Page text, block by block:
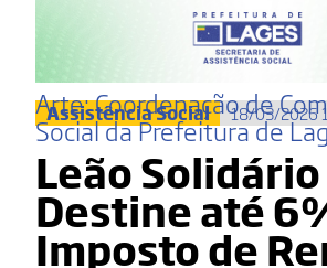
Arte: Coordenação de
Social da Prefeitura de
Assistência Social 18/03/2026
Leão
Destine até
Imposto de